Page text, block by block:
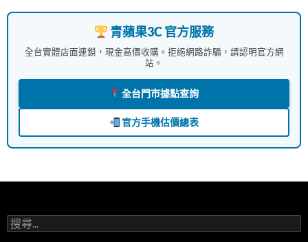
青蘋果3C 官方服務
全台實體店面連鎖，現金高價收購。拒絕網路詐騙，請認明官方網
站。
全台門市據點查詢
官方手機估價總表
搜
尋